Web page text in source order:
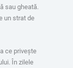
sau gheată.
un strat de
ce privește
În zilele